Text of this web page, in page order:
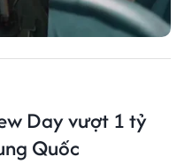
Day vượt 1 tỷ
Quốc